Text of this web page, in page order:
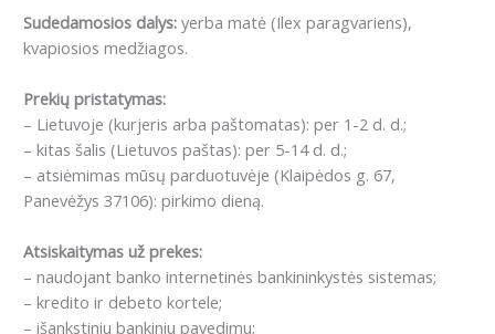
Sudedamosios dalys: yerba matė (Ilex paragvariens),
kvapiosios medžiagos.
Prekių pristatymas:
– Lietuvoje (kurjeris arba paštomatas): per 1-2 d. d.;
– kitas šalis (Lietuvos paštas): per 5-14 d. d.;
– atsiėmimas mūsų parduotuvėje (Klaipėdos g. 67,
Panevėžys 37106): pirkimo dieną.
Atsiskaitymas už prekes:
– naudojant banko internetinės bankininkystės sistemas;
– kredito ir debeto kortele;
– išankstiniu bankiniu pavedimu;